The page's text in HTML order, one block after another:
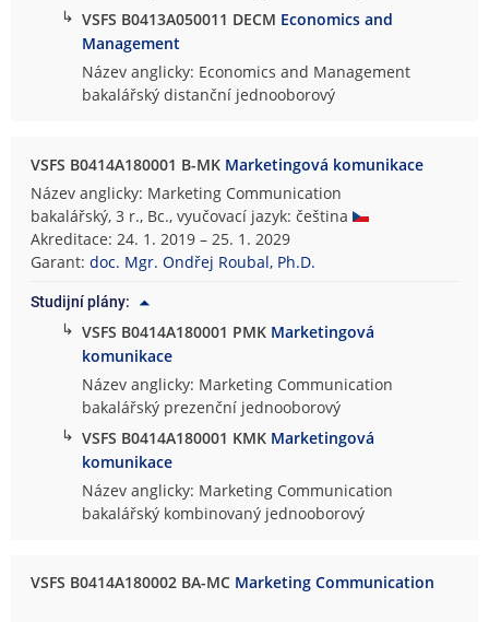
↳ VSFS B0413A050011 DECM Economics and
Management
Název anglicky: Economics and Management
bakalářský distanční jednooborový
VSFS B0414A180001 B-MK Marketingová komunikace
Název anglicky: Marketing Communication
bakalářský, 3 r., Bc., vyučovací jazyk: čeština
Akreditace: 24. 1. 2019 – 25. 1. 2029
Garant:doc. Mgr. Ondřej Roubal, Ph.D.
Studijní plány:
↳ VSFS B0414A180001 PMK Marketingová
komunikace
Název anglicky: Marketing Communication
bakalářský prezenční jednooborový
↳ VSFS B0414A180001 KMK Marketingová
komunikace
Název anglicky: Marketing Communication
bakalářský kombinovaný jednooborový
VSFS B0414A180002 BA-MC Marketing Communication